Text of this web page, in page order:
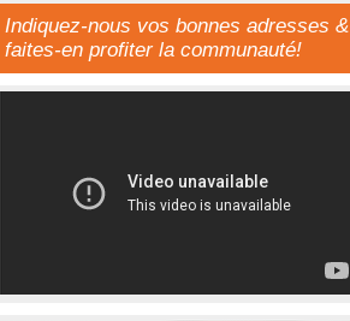
Indiquez-nous vos bonnes adresses &
faites-en profiter la communauté!